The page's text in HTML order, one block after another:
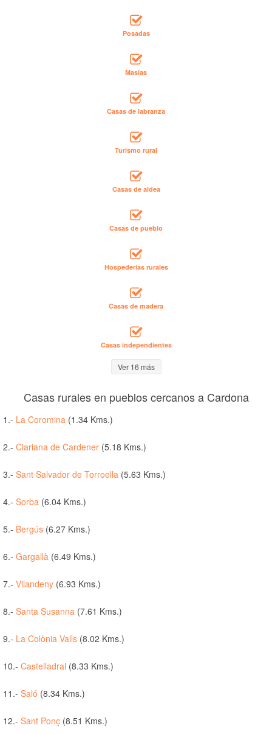
Posadas
Masías
Casas de labranza
Turismo rural
Casas de aldea
Casas de pueblo
Hospederías rurales
Casas de madera
Casas independientes
Ver 16 más
Casas rurales en pueblos cercanos a Cardona
1.- La Coromina (1.34 Kms.)
2.- Clariana de Cardener (5.18 Kms.)
3.- Sant Salvador de Torroella (5.63 Kms.)
4.- Sorba (6.04 Kms.)
5.- Bergús (6.27 Kms.)
6.- Gargallà (6.49 Kms.)
7.- Vilandeny (6.93 Kms.)
8.- Santa Susanna (7.61 Kms.)
9.- La Colònia Valls (8.02 Kms.)
10.- Castelladral (8.33 Kms.)
11.- Saló (8.34 Kms.)
12.- Sant Ponç (8.51 Kms.)